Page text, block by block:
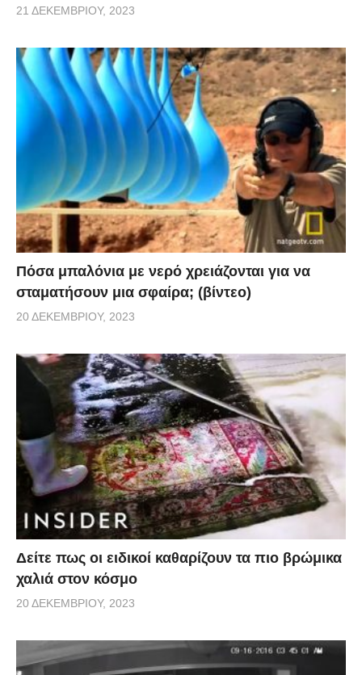
21 ΔΕΚΕΜΒΡΊΟΥ, 2023
Πόσα μπαλόνια με νερό χρειάζονται για να
σταματήσουν μια σφαίρα; (βίντεο)
20 ΔΕΚΕΜΒΡΊΟΥ, 2023
Δείτε πως οι ειδικοί καθαρίζουν τα πιο βρώμικα
χαλιά στον κόσμο
20 ΔΕΚΕΜΒΡΊΟΥ, 2023